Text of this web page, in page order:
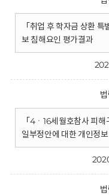
「취업 후 학자금 상환
보 침해요인 평가결과
「4ㆍ16세월호참사 피
일부정안에 대한 개인정